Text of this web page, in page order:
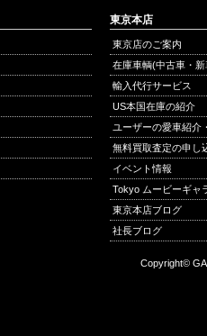
東京本店
東京店のご案内
在庫車輌(中古車・
輸入代行サービス
US本国在庫の紹介
ユーザーの愛車紹介
無料買取査定の申し
イベント情報
Tokyo ムービーギャ
東京本店ブログ
社長ブログ
Copyright©